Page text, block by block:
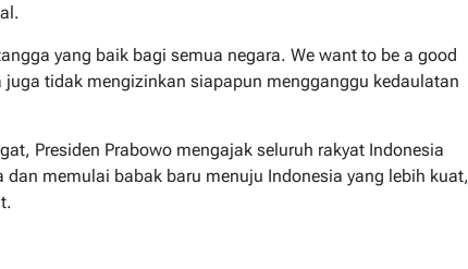
yang baik bagi semua negara. We want to be a good
juga tidak mengizinkan siapapun mengganggu kedaulatan
Presiden Prabowo mengajak seluruh rakyat Indonesia
dan memulai babak baru menuju Indonesia yang lebih kuat,